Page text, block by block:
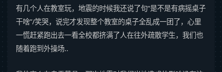
有几个人在教室玩，地震的时候我还说了句“是不是有病摇桌子
干啥”/笑哭，说完才发现整个教室的桌子全乱成一团了，心里
一慌赶紧跑出去一看全校都挤满了人在往外疏散学生，我们也
随着跑到外操场..